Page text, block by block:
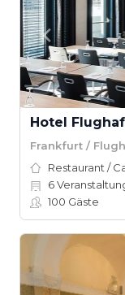
Hotel
Frankfurt /
Restaurant /
6
100 Gäste